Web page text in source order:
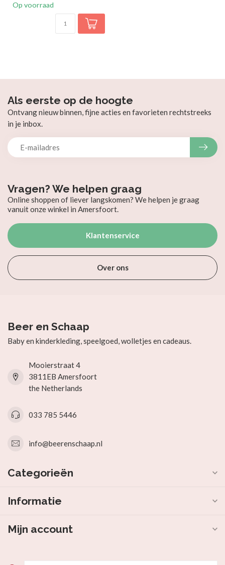
Op voorraad
Vragen? We helpen graag
Online shoppen of liever langskomen? We helpen je graag
vanuit onze winkel in Amersfoort.
Klantenservice
Over ons
Als eerste op de hoogte
Ontvang nieuw binnen, fijne acties en favorieten rechtstreeks
in je inbox.
Beer en Schaap
Baby en kinderkleding, speelgoed, wolletjes en cadeaus.
Mooierstraat 4
3811EB Amersfoort
the Netherlands
033 785 5446
info@beerenschaap.nl
Categorieën
Informatie
Mijn account